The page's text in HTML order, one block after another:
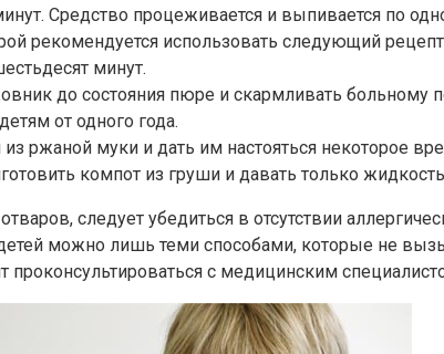
Средство процеживается и выпивается по
рекомендуется использовать следующий
минут.
до состояния пюре и скармливать больному
от одного года.
ржаной муки и дать им настояться некоторое
компот из груши и давать только
следует убедиться в отсутствии
можно лишь теми способами, которые не
проконсультироваться с медицинским